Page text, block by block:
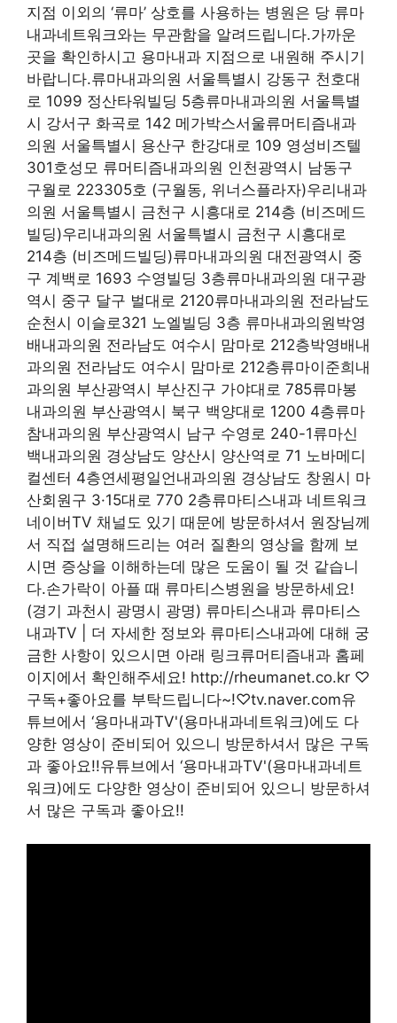
지점 이외의 ‘류마’ 상호를 사용하는 병원은 당 류마
내과네트워크와는 무관함을 알려드립니다.가까운
곳을 확인하시고 용마내과 지점으로 내원해 주시기
바랍니다.류마내과의원 서울특별시 강동구 천호대
로 1099 정산타워빌딩 5층류마내과의원 서울특별
시 강서구 화곡로 142 메가박스서울류머티즘내과
의원 서울특별시 용산구 한강대로 109 영성비즈텔
301호성모 류머티즘내과의원 인천광역시 남동구
구월로 223305호 (구월동, 위너스플라자)우리내과
의원 서울특별시 금천구 시흥대로 214층 (비즈메드
빌딩)우리내과의원 서울특별시 금천구 시흥대로
214층 (비즈메드빌딩)류마내과의원 대전광역시 중
구 계백로 1693 수영빌딩 3층류마내과의원 대구광
역시 중구 달구 벌대로 2120류마내과의원 전라남도
순천시 이슬로321 노엘빌딩 3층 류마내과의원박영
배내과의원 전라남도 여수시 맘마로 212층박영배내
과의원 전라남도 여수시 맘마로 212층류마이준희내
과의원 부산광역시 부산진구 가야대로 785류마봉
내과의원 부산광역시 북구 백양대로 1200 4층류마
참내과의원 부산광역시 남구 수영로 240-1류마신
백내과의원 경상남도 양산시 양산역로 71 노바메디
컬센터 4층연세평일언내과의원 경상남도 창원시 마
산회원구 3·15대로 770 2층류마티스내과 네트워크
네이버TV 채널도 있기 때문에 방문하셔서 원장님께
서 직접 설명해드리는 여러 질환의 영상을 함께 보
시면 증상을 이해하는데 많은 도움이 될 것 같습니
다.손가락이 아플 때 류마티스병원을 방문하세요!
(경기 과천시 광명시 광명) 류마티스내과 류마티스
내과TV | 더 자세한 정보와 류마티스내과에 대해 궁
금한 사항이 있으시면 아래 링크류머티즘내과 홈페
이지에서 확인해주세요! http://rheumanet.co.kr ♡
구독+좋아요를 부탁드립니다~!♡tv.naver.com유
튜브에서 ‘용마내과TV'(용마내과네트워크)에도 다
양한 영상이 준비되어 있으니 방문하셔서 많은 구독
과 좋아요!!유튜브에서 ‘용마내과TV'(용마내과네트
워크)에도 다양한 영상이 준비되어 있으니 방문하셔
서 많은 구독과 좋아요!!